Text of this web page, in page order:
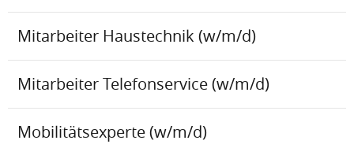
Mitarbeiter Haustechnik (w/m/d)
Mitarbeiter Telefonservice (w/m/d)
Mobilitätsexperte (w/m/d)